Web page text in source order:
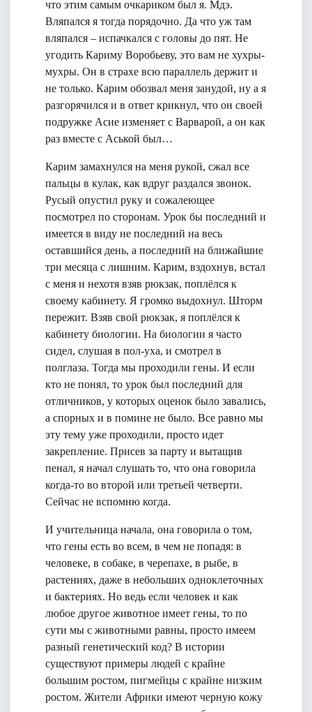
что этим самым очкариком был я. Мдэ.
Вляпался я тогда порядочно. Да что уж там
вляпался – испачкался с головы до пят. Не
угодить Кариму Воробьеву, это вам не хухры-
мухры. Он в страхе всю параллель держит и
не только. Карим обозвал меня занудой, ну а я
разгорячился и в ответ крикнул, что он своей
подружке Асие изменяет с Варварой, а он как
раз вместе с Аськой был…
Карим замахнулся на меня рукой, сжал все
пальцы в кулак, как вдруг раздался звонок.
Русый опустил руку и сожалеющее
посмотрел по сторонам. Урок бы последний и
имеется в виду не последний на весь
оставшийся день, а последний на ближайшие
три месяца с лишним. Карим, вздохнув, встал
с меня и нехотя взяв рюкзак, поплёлся к
своему кабинету. Я громко выдохнул. Шторм
пережит. Взяв свой рюкзак, я поплёлся к
кабинету биологии. На биологии я часто
сидел, слушая в пол-уха, и смотрел в
полглаза. Тогда мы проходили гены. И если
кто не понял, то урок был последний для
отличников, у которых оценок было завались,
а спорных и в помине не было. Все равно мы
эту тему уже проходили, просто идет
закрепление. Присев за парту и вытащив
пенал, я начал слушать то, что она говорила
когда-то во второй или третьей четверти.
Сейчас не вспомню когда.
И учительница начала, она говорила о том,
что гены есть во всем, в чем не попадя: в
человеке, в собаке, в черепахе, в рыбе, в
растениях, даже в небольших одноклеточных
и бактериях. Но ведь если человек и как
любое другое животное имеет гены, то по
сути мы с животными равны, просто имеем
разный генетический код? В истории
существуют примеры людей с крайне
большим ростом, пигмейцы с крайне низким
ростом. Жители Африки имеют черную кожу